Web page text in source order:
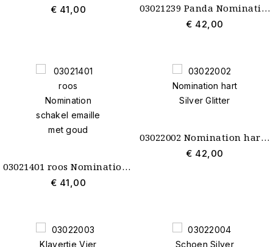
€ 41,00 03021239 Panda Nomination schakel goud met emaille
€ 42,00
03021401 roos Nomination schakel emaille met goud
€ 41,00
03022002 Nomination hart Silver Glitter
€ 42,00